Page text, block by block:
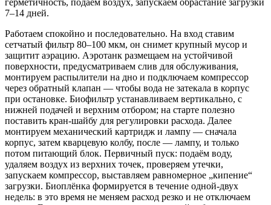
7–14 дней.
Работаем спокойно и последовательно. На вход ставим
сетчатый фильтр 80–100 мкм, он снимет крупный мусор и
защитит аэрацию. Аэротанк размещаем на устойчивой
поверхности, предусматриваем слив для обслуживания,
монтируем распылители на дно и подключаем компрессор
через обратный клапан — чтобы вода не затекала в корпус
при остановке. Биофильтр устанавливаем вертикально, с
нижней подачей и верхним отбором; на старте полезно
поставить кран-шайбу для регулировки расхода. Далее
монтируем механический картридж и лампу — сначала
корпус, затем кварцевую колбу, после — лампу, и только
потом питающий блок. Первичный пуск: подаём воду,
удаляем воздух из верхних точек, проверяем утечки,
запускаем компрессор, выставляем равномерное „кипение“
загрузки. Биоплёнка формируется в течение одной-двух
недель: в это время не меняем расход резко и не отключаем